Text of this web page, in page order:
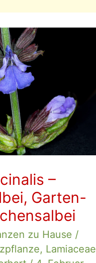
–
Garten-
zu Hause /
, Lamiaceae